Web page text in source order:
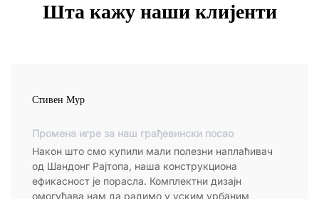
Шта кажу наши клијенти
Стивен Мур
Промена игре за наш грађевински посао
Након што смо купили мали полезни наплаћивач
од Шандонг Рајтопа, наша конструкциона
ефикасност је порасла. Комплектни дизајн
омогућава нам да радимо у уским урбаним